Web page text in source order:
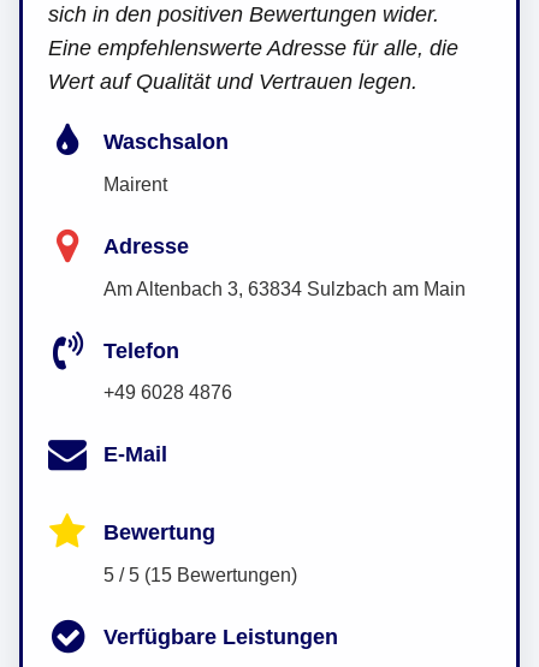
sich in den positiven Bewertungen wider.
Eine empfehlenswerte Adresse für alle, die
Wert auf Qualität und Vertrauen legen.
Waschsalon
Mairent
Adresse
Am Altenbach 3, 63834 Sulzbach am Main
Telefon
+49 6028 4876
E-Mail
Bewertung
5 / 5 (15 Bewertungen)
Verfügbare Leistungen